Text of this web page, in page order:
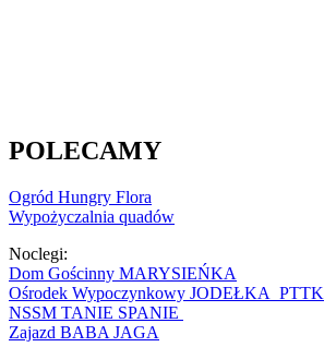
POLECAMY
Ogród Hungry Flora
Wypożyczalnia quadów
Noclegi:
Dom Gościnny MARYSIEŃKA
Ośrodek Wypoczynkowy JODEŁKA PTTK
NSSM TANIE SPANIE
Zajazd BABA JAGA